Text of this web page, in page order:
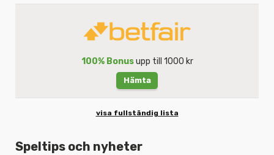
100% Bonusupp till 1000 kr
Hämta
visa fullständig lista
Speltips och nyheter